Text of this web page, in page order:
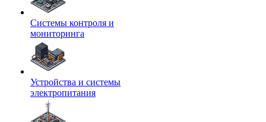
Системы контроля и
мониторинга
Устройства и системы
электропитания